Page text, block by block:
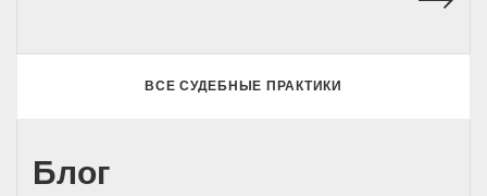
ВСЕ СУДЕБНЫЕ ПРАКТИКИ
Блог